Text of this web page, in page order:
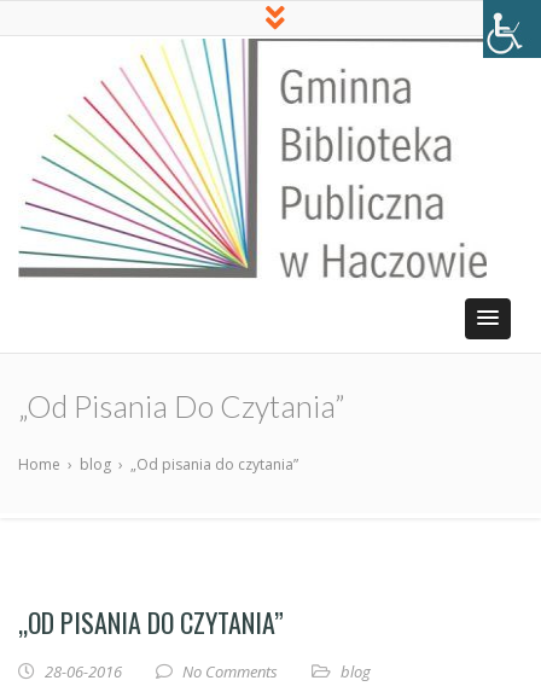
„Od Pisania Do Czytania”
Home › blog › „Od pisania do czytania”
„OD PISANIA DO CZYTANIA”
28-06-2016 No Comments
blog